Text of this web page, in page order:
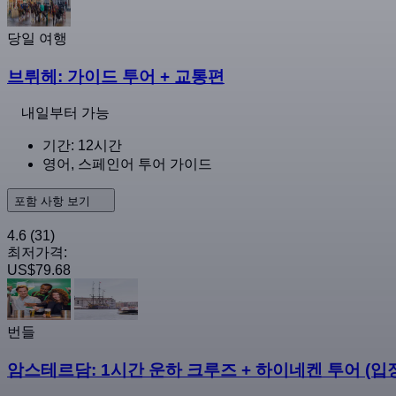
당일 여행
브뤼헤: 가이드 투어 + 교통편
내일부터 가능
기간: 12시간
영어, 스페인어 투어 가이드
포함 사항 보기
4.6 (31)
최저가격:
US$79.68
번들
암스테르담: 1시간 운하 크루즈 + 하이네켄 투어 (입